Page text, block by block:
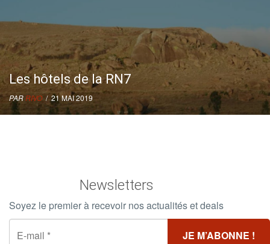
Les hôtels de la RN7
PAR RIVO/ 21 MAI 2019
Newsletters
Soyez le premier à recevoir nos actualités et deals